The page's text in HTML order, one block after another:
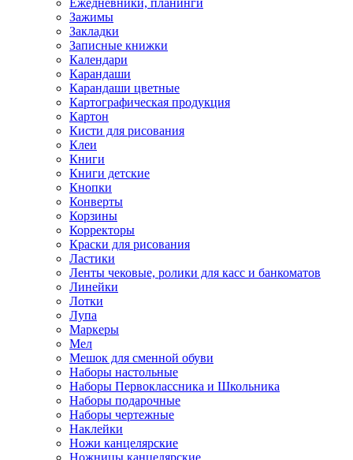
Ежедневники, планинги
Зажимы
Закладки
Записные книжки
Календари
Карандаши
Карандаши цветные
Картографическая продукция
Картон
Кисти для рисования
Клеи
Книги
Книги детские
Кнопки
Конверты
Корзины
Корректоры
Краски для рисования
Ластики
Ленты чековые, ролики для касс и банкоматов
Линейки
Лотки
Лупа
Маркеры
Мел
Мешок для сменной обуви
Наборы настольные
Наборы Первоклассника и Школьника
Наборы подарочные
Наборы чертежные
Наклейки
Ножи канцелярские
Ножницы канцелярские